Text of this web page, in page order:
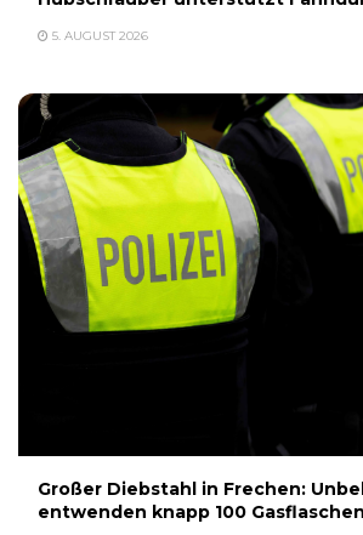
5. AUGUST 2026
Großer Diebstahl in Frechen:
entwenden knapp 100